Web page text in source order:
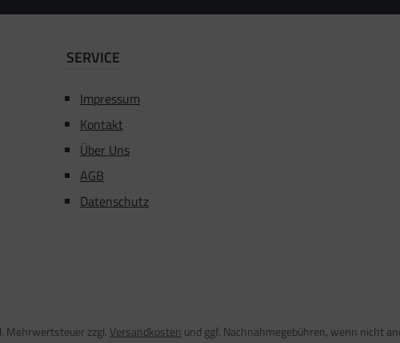
SERVICE
Impressum
Kontakt
Über Uns
AGB
Datenschutz
Mehrwertsteuer zzgl. Versandkosten und ggf. Nachnahmegebühren, wenn nicht